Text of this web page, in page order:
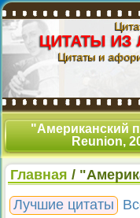
ЦИТАТЫ
Цитаты и
"Американский
Reunion,
Главная /
все цитаты, стр. 4
Лучшие цитаты